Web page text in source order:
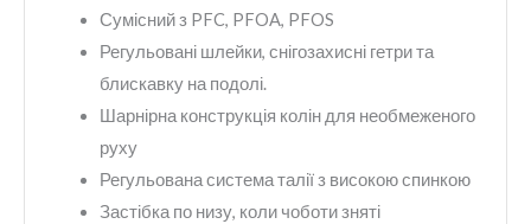
Сумісний з PFC, PFOA, PFOS
Регульовані шлейки, снігозахисні гетри та
блискавку на подолі.
Шарнірна конструкція колін для необмеженого
руху
Регульована система талії з високою спинкою
Застібка по низу, коли чоботи зняті